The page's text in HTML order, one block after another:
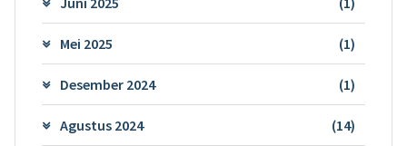
Mei 2025 (1)
Desember 2024 (1)
Agustus 2024 (14)